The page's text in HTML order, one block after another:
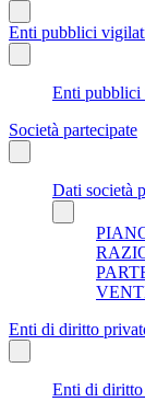
Enti pubblici
Enti pubblici
Società partecipate
Dati società
Enti di diritto
Enti di